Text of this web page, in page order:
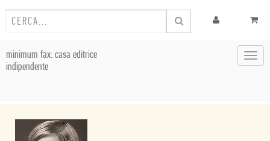
minimum fax: casa editrice
indipendente